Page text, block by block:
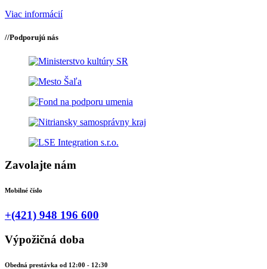
Viac informácií
//Podporujú nás
Zavolajte nám
Mobilné číslo
+(421) 948 196 600
Výpožičná doba
Obedná prestávka od 12:00 - 12:30